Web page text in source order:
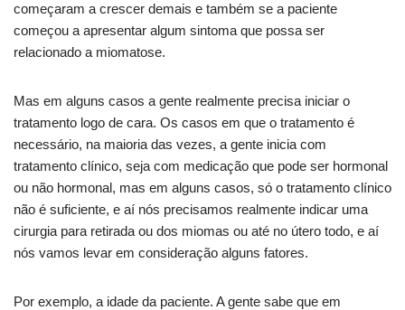
começaram a crescer demais e também se a paciente
começou a apresentar algum sintoma que possa ser
relacionado a miomatose.
Mas em alguns casos a gente realmente precisa iniciar o
tratamento logo de cara. Os casos em que o tratamento é
necessário, na maioria das vezes, a gente inicia com
tratamento clínico, seja com medicação que pode ser hormonal
ou não hormonal, mas em alguns casos, só o tratamento clínico
não é suficiente, e aí nós precisamos realmente indicar uma
cirurgia para retirada ou dos miomas ou até no útero todo, e aí
nós vamos levar em consideração alguns fatores.
Por exemplo, a idade da paciente. A gente sabe que em